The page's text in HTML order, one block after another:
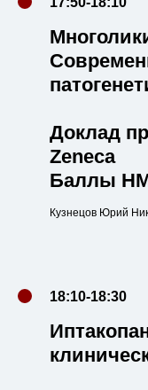
Доклад
Zeneca
Баллы
Кузнецов Юрий
18:10-18:30